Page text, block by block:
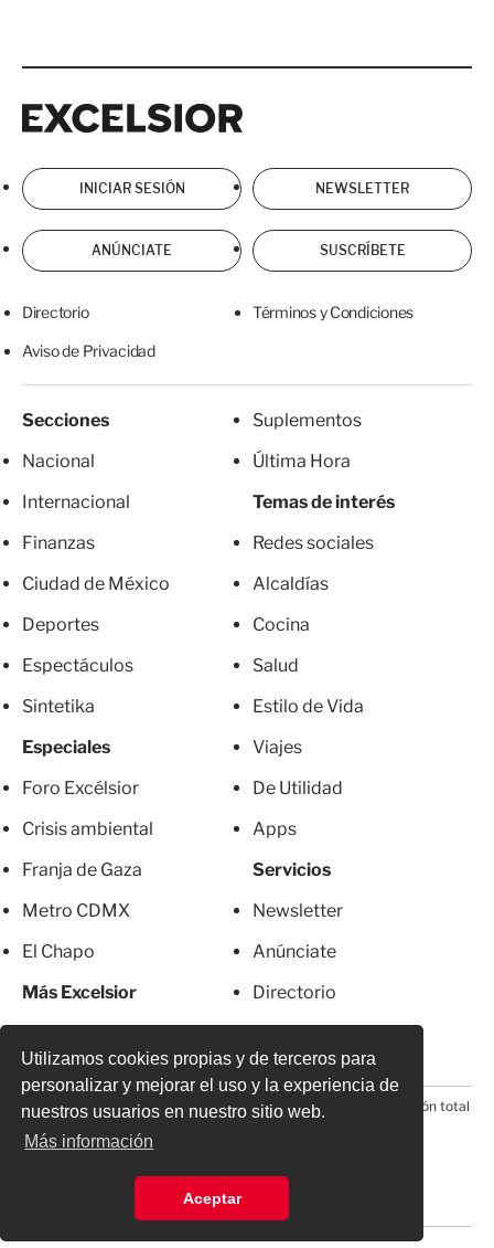
Utilizamos cookies propias y de terceros para
personalizar y mejorar el uso y la experiencia de
nuestros usuarios en nuestro sitio web.
Más información
Aceptar
INICIAR SESIÓN NEWSLETTER
ANÚNCIATE SUSCRÍBETE
Directorio Términos y Condiciones
Aviso de Privacidad
Secciones
Nacional
Internacional
Finanzas
Ciudad de México
Deportes
Espectáculos
Sintetika
Especiales
Foro Excélsior
Crisis ambiental
Franja de Gaza
Metro CDMX
El Chapo
Más Excelsior
Suplementos
Última Hora
Temas de interés
Redes sociales
Alcaldías
Cocina
Salud
Estilo de Vida
Viajes
De Utilidad
Apps
Servicios
Newsletter
Anúnciate
Directorio
© 2026 Todos los derechos reservados. Prohibida la reproducción total
o parcial, incluyendo cualquier medio electrónico*